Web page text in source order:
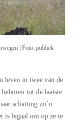
| Foto: publiek
leven in twee van de
tot de laatste
schatting zo´n
is legaal om op ze te